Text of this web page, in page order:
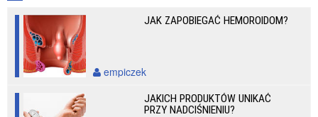
JAK ZAPOBIEGAĆ HEMOROIDOM?
empiczek
JAKICH PRODUKTÓW UNIKAĆ
PRZY NADCIŚNIENIU?